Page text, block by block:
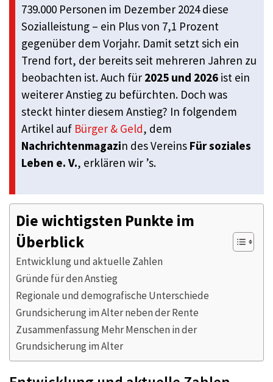
739.000 Personen im Dezember 2024 diese
Sozialleistung – ein Plus von 7,1 Prozent
gegenüber dem Vorjahr. Damit setzt sich ein
Trend fort, der bereits seit mehreren Jahren zu
beobachten ist. Auch für 2025 und 2026 ist ein
weiterer Anstieg zu befürchten. Doch was
steckt hinter diesem Anstieg? In folgendem
Artikel auf Bürger & Geld, dem
Nachrichtenmagazin des Vereins Für soziales
Leben e. V., erklären wir ’s.
Die wichtigsten Punkte im
Überblick
Entwicklung und aktuelle Zahlen
Gründe für den Anstieg
Regionale und demografische Unterschiede
Grundsicherung im Alter neben der Rente
Zusammenfassung Mehr Menschen in der
Grundsicherung im Alter